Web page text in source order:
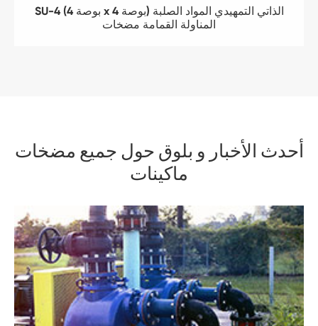
SU-4 (4 بوصة x 4 بوصة) الذاتي التمهيدي المواد الصلبة
المناولة القمامة مضخات
أحدث الأخبار و بلوق حول جميع مضخات
ماكينات